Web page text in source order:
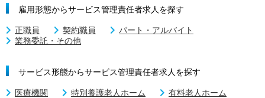
雇用形態からサービス管理責任者求人を探す
正職員 契約職員
パート・アルバイト
業務委託・その他
サービス形態からサービス管理責任者求人を探す
医療機関 特別養護老人ホーム
有料老人ホーム